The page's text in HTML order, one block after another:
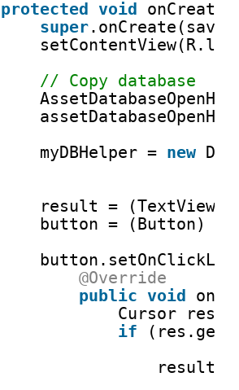
protected void
super
// Copy database
myDBHelper = new
result = (TextView)
button = (Button)
@Override
public void
Cursor res =
if